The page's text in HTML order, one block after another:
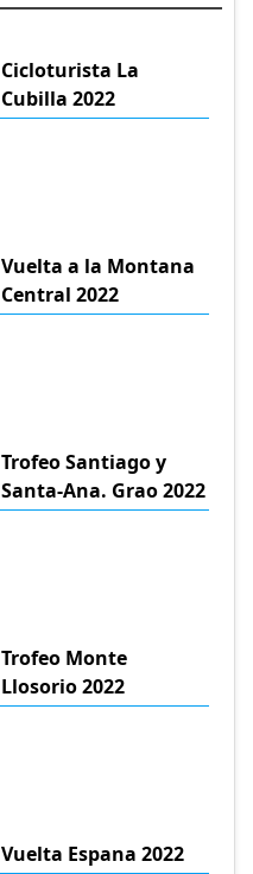
Cicloturista La
Cubilla 2022
Vuelta a la Montana
Central 2022
Trofeo Santiago y
Santa-Ana. Grao 2022
Trofeo Monte
Llosorio 2022
Vuelta Espana 2022